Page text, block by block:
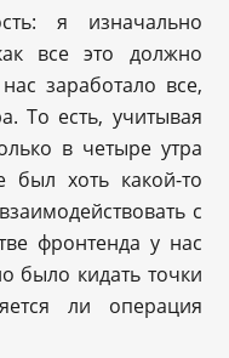
я изначально
все это должно
заработало все,
То есть, учитывая
в четыре утра
хоть какой-то
с
фронтенда у нас
было кидать точки
ли операция